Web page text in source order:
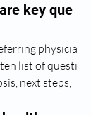
key que
physicia
list of questi
next steps,